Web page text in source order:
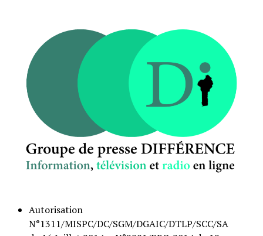
Autorisation
N°1311/MISPC/DC/SGM/DGAIC/DTLP/SCC/SA